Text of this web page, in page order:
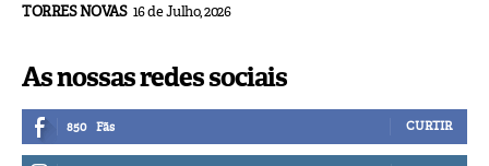
TORRES NOVAS 16 de Julho, 2026
As nossas redes sociais
850 Fãs CURTIR